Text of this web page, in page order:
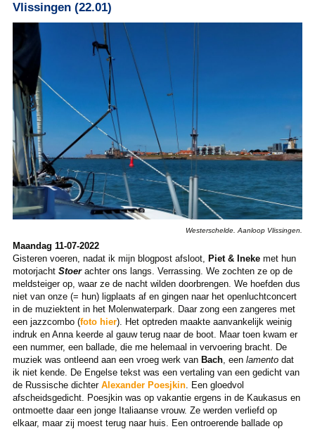
Vlissingen (22.01)
Westerschelde. Aanloop Vlissingen.
Maandag 11-07-2022
Gisteren voeren, nadat ik mijn blogpost afsloot, Piet & Inekemet hun
motorjacht Stoerachter ons langs. Verrassing. We zochten ze op de
meldsteiger op, waar ze de nacht wilden doorbrengen. We hoefden dus
niet van onze (= hun) ligplaats af en gingen naar het openluchtconcert
in de muziektent in het Molenwaterpark. Daar zong een zangeres met
een jazzcombo (foto hier). Het optreden maakte aanvankelijk weinig
indruk en Anna keerde al gauw terug naar de boot. Maar toen kwam er
een nummer, een ballade, die me helemaal in vervoering bracht. De
muziek was ontleend aan een vroeg werk van Bach, een lamentodat
ik niet kende. De Engelse tekst was een vertaling van een gedicht van
de Russische dichter Alexander Poesjkin. Een gloedvol
afscheidsgedicht. Poesjkin was op vakantie ergens in de Kaukasus en
ontmoette daar een jonge Italiaanse vrouw. Ze werden verliefd op
elkaar, maar zij moest terug naar huis. Een ontroerende ballade op